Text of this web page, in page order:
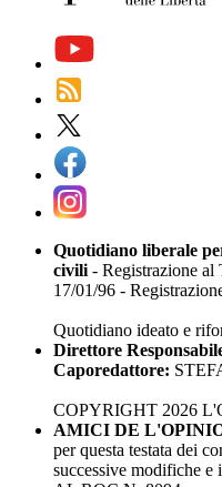
Quotidiano liberale
civili- Registrazione al
17/01/96 -
Quotidiano ideato e
Direttore
Caporedattore:
COPYRIGHT 2026
AMICI DE
per questa testata dei
successive modifiche